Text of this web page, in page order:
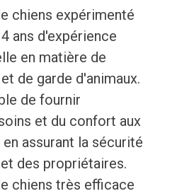
chiens expérimenté
ans d'expérience
en matière de
de garde d'animaux.
de fournir
et du confort aux
assurant la sécurité
des propriétaires.
chiens très efficace